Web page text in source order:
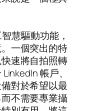
慧驅動功能，
一個突出的特
速將自拍照轉
帳戶、
對於希望以最
不需要專業攝